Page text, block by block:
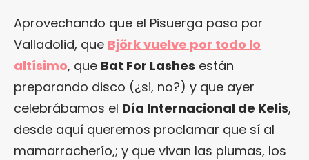
Aprovechando que el Pisuerga pasa por
Valladolid, que Björk vuelve por todo lo
altísimo, que Bat For Lashes están
preparando disco (¿si, no?) y que ayer
celebrábamos el Día Internacional de Kelis,
desde aquí queremos proclamar que sí al
mamarracherío,; y que vivan las plumas, los